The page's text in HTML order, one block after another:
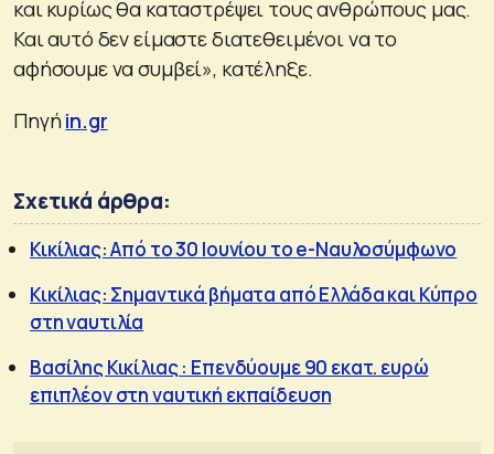
και κυρίως θα καταστρέψει τους ανθρώπους μας.
Και αυτό δεν είμαστε διατεθειμένοι να το
αφήσουμε να συμβεί», κατέληξε.
Πηγήin.gr
Σχετικά άρθρα:
Κικίλιας: Από το 30 Ιουνίου το e-Ναυλοσύμφωνο
Κικίλιας: Σημαντικά βήματα από Ελλάδα και Κύπρο
στη ναυτιλία
Βασίλης Κικίλιας : Επενδύουμε 90 εκατ. ευρώ
επιπλέον στη ναυτική εκπαίδευση